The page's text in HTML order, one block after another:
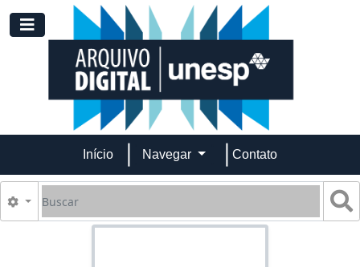
Skip to main content
Toggle navigation
Início Navegar Contato
Buscar
Opções de busca